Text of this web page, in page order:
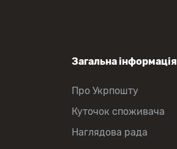
Загальна інформація
Про Укрпошту
Куточок споживача
Наглядова рада